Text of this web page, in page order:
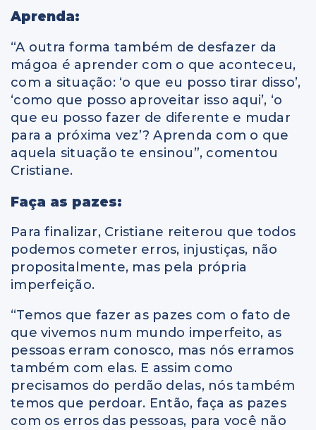
Aprenda:
“A outra forma também de desfazer da
mágoa é aprender com o que aconteceu,
com a situação: ‘o que eu posso tirar disso’,
‘como que posso aproveitar isso aqui’, ‘o
que eu posso fazer de diferente e mudar
para a próxima vez’? Aprenda com o que
aquela situação te ensinou”, comentou
Cristiane.
Faça as pazes:
Para finalizar, Cristiane reiterou que todos
podemos cometer erros, injustiças, não
propositalmente, mas pela própria
imperfeição.
“Temos que fazer as pazes com o fato de
que vivemos num mundo imperfeito, as
pessoas erram conosco, mas nós erramos
também com elas. E assim como
precisamos do perdão delas, nós também
temos que perdoar. Então, faça as pazes
com os erros das pessoas, para você não